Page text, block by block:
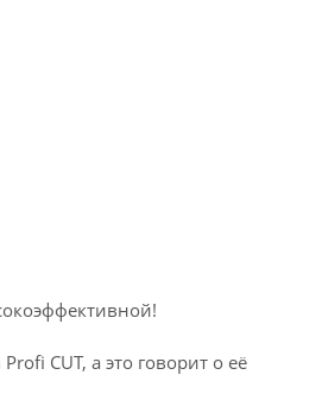
CUT, а это говорит о её